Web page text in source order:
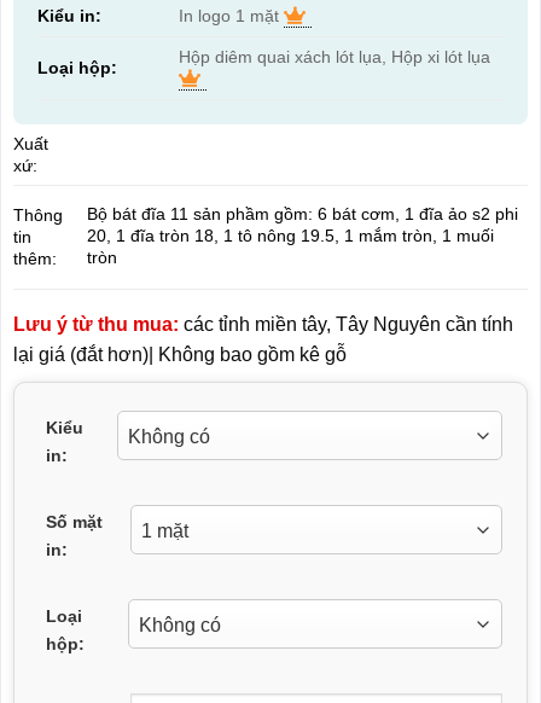
Kiểu in: In logo 1 mặt
Loại hộp:
Hộp diêm quai xách lót lụa, Hộp xi lót lụa
Xuất
xứ:
Thông
tin
thêm:
Bộ bát đĩa 11 sản phầm gồm: 6 bát cơm, 1 đĩa ảo s2 phi
20, 1 đĩa tròn 18, 1 tô nông 19.5, 1 mắm tròn, 1 muối
tròn
Lưu ý từ thu mua: các tỉnh miền tây, Tây Nguyên cần tính
lại giá (đắt hơn)| Không bao gồm kê gỗ
Kiểu
in:
Số mặt
in:
Loại
hộp: